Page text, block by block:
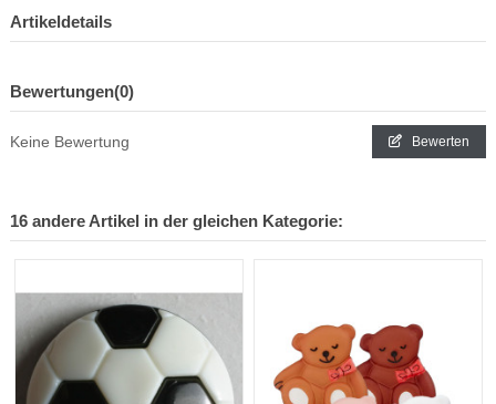
Artikeldetails
Bewertungen(0)
Keine Bewertung Bewerten
16 andere Artikel in der gleichen Kategorie: